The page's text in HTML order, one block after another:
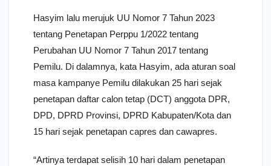
Hasyim lalu merujuk UU Nomor 7 Tahun 2023
tentang Penetapan Perppu 1/2022 tentang
Perubahan UU Nomor 7 Tahun 2017 tentang
Pemilu. Di dalamnya, kata Hasyim, ada aturan soal
masa kampanye Pemilu dilakukan 25 hari sejak
penetapan daftar calon tetap (DCT) anggota DPR,
DPD, DPRD Provinsi, DPRD Kabupaten/Kota dan
15 hari sejak penetapan capres dan cawapres.
“Artinya terdapat selisih 10 hari dalam penetapan